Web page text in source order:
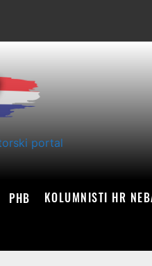
portal
PHB KOLUMNISTI HR